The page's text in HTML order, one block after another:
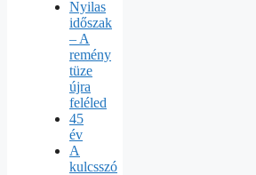
Nyilas
időszak
– A
remény
tüze
újra
feléled
45
év
A
kulcsszó